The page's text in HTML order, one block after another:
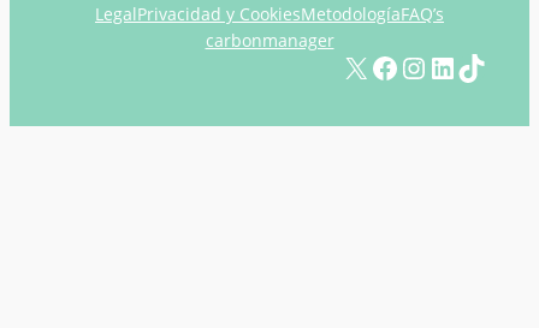
LegalPrivacidad y CookiesMetodologíaFAQ’s
carbonmanager
X Facebook InstagramLinkedIn TikTok